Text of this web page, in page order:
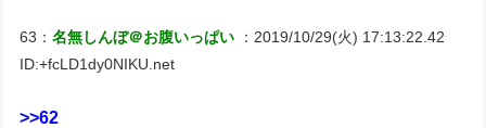
63：名無しんぼ＠お腹いっぱい
：2019/10/29(火) 17:13:22.42
ID:+fcLD1dy0NIKU.net
>>62